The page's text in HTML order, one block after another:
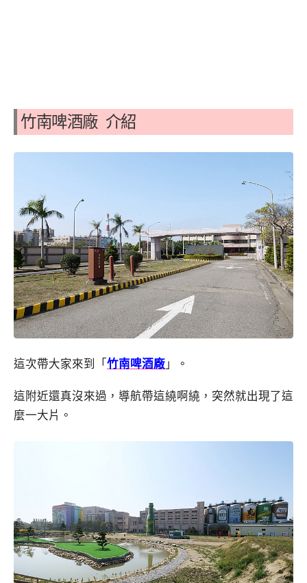
竹南啤酒廠 介紹
這次帶大家來到「竹南啤酒廠」。
這附近還真沒來過，導航帶這繞啊繞，突然就出現了這
麼一大片。